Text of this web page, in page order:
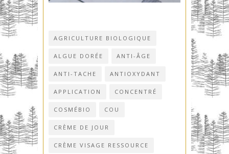
AGRICULTURE BIOLOGIQUE
ALGUE DORÉE ANTI-ÂGE
ANTI-TACHE ANTIOXYDANT
APPLICATION CONCENTRÉ
COSMÉBIO COU
CRÈME DE JOUR
CRÈME VISAGE RESSOURCE